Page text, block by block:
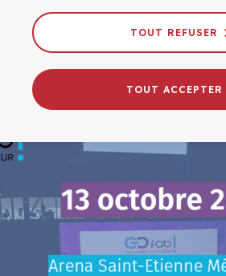
Le 13/10/2026
TOUT REFUSER
TOUT ACCEPTER